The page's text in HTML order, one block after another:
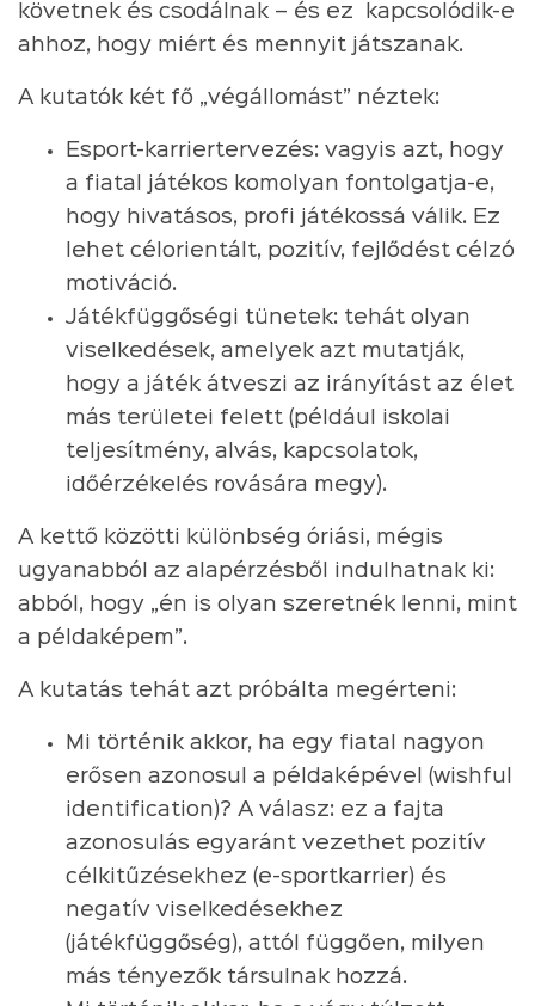
követnek és csodálnak – és ez kapcsolódik-e
ahhoz, hogy miért és mennyit játszanak.
A kutatók két fő „végállomást” néztek:
Esport-karriertervezés: vagyis azt, hogy
a fiatal játékos komolyan fontolgatja-e,
hogy hivatásos, profi játékossá válik. Ez
lehet célorientált, pozitív, fejlődést célzó
motiváció.
Játékfüggőségi tünetek: tehát olyan
viselkedések, amelyek azt mutatják,
hogy a játék átveszi az irányítást az élet
más területei felett (például iskolai
teljesítmény, alvás, kapcsolatok,
időérzékelés rovására megy).
A kettő közötti különbség óriási, mégis
ugyanabból az alapérzésből indulhatnak ki:
abból, hogy „én is olyan szeretnék lenni, mint
a példaképem”.
A kutatás tehát azt próbálta megérteni:
Mi történik akkor, ha egy fiatal nagyon
erősen azonosul a példaképével (wishful
identification)? A válasz: ez a fajta
azonosulás egyaránt vezethet pozitív
célkitűzésekhez (e-sportkarrier) és
negatív viselkedésekhez
(játékfüggőség), attól függően, milyen
más tényezők társulnak hozzá.